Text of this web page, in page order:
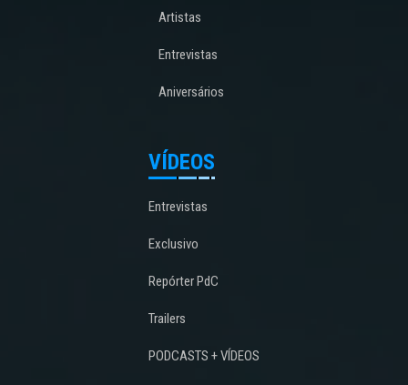
Artistas
Entrevistas
Aniversários
VÍDEOS
Entrevistas
Exclusivo
Repórter PdC
Trailers
PODCASTS + VÍDEOS